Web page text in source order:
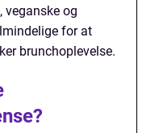
veganske og
for at
brunchoplevelse.